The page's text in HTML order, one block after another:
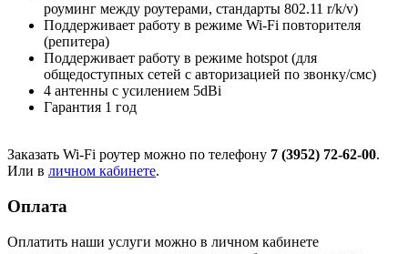
роуминг между роутерами, стандарты 802.11 r/k/v)
Поддерживает работу в режиме Wi-Fi повторителя
(репитера)
Поддерживает работу в режиме hotspot (для
общедоступных сетей с авторизацией по звонку/смс)
4 антенны с усилением 5dBi
Гарантия 1 год
Заказать Wi-Fi роутер можно по телефону 7 (3952) 72-62-00.
Или в личном кабинете.
Оплата
Оплатить наши услуги можно в личном кабинете